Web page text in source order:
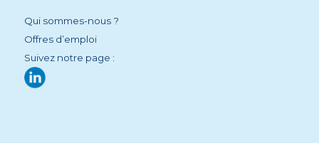
Qui sommes-nous ?
Offres d’emploi
Suivez notre page :